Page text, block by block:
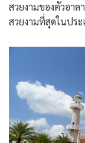
สวยงามของตัวอาค
สวยงามที่สุดในประ